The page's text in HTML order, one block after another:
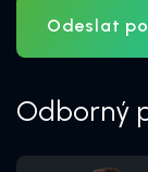
Odeslat
Odborný